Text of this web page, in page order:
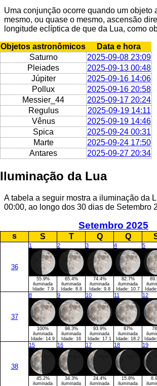
Uma conjunção ocorre quando um objeto
mesmo, ou quase o mesmo, ascensão
longitude eclíptica de que da Lua, como
Objetos astronômicos
Data e hora
Saturno
2025-09-08 23:09
Pleiades
2025-09-13 00:48
Júpiter
2025-09-16 14:06
Pollux
2025-09-16 20:58
Messier_44
2025-09-17 20:24
Regulus
2025-09-19 14:11
Vênus
2025-09-19 14:46
Spica
2025-09-24 00:31
Marte
2025-09-24 17:50
Antares
2025-09-27 20:34
Iluminação da Lua
A tabela a seguir mostra a iluminação da
00:00, ao longo dos 30 dias de Setembro
Setembro 2025
s S T Q Q
36
1
55.9%
iluminada
Idade: 7.9
2
65.4%
iluminada
Idade: 8.8
3
74.4%
iluminada
Idade: 9.8
4
82.7%
iluminada
Idade: 10.7
5
Idade:
37
8
100%
iluminada
Idade: 14.9
9
98.3%
iluminada
Idade: 16
10
93.9%
iluminada
Idade: 17.1
11
87%
iluminada
Idade: 18.2
12
Idade:
38
15
45.2%
iluminada
16
34.3%
iluminada
17
24.4%
iluminada
18
15.8%
iluminada
19